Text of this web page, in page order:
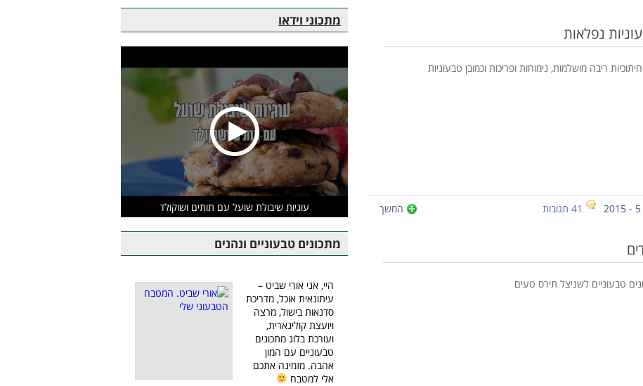
נפלאות
ריבה מושלמות, נימוחות ופריכות וכמובן טבעוניות
41 תגובות המשך
טבעוניים לשניצל תירס טעים
מתכוני וידאו
עוגיות שיבולת שועל עם תותים ושוקולד
מתכונים טבעוניים ונהנים
היי, אני אורי שביט –
עיתונאית אוכל, מדריכת
סדנאות בישול, מרצה
ויועצת קולינארית,
ועורכת בלוג מתכונים
טבעוניים עם המון
אהבה. מזמינה אתכם
אלי למטבח